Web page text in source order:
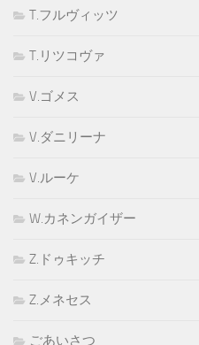
T.フルヴィッツ
T.リツコヴァ
V.ゴメス
V.ダニリーナ
V.ルーケ
W.カネンガイザー
Z.ドゥキッチ
Z.メネセス
ごあいさつ